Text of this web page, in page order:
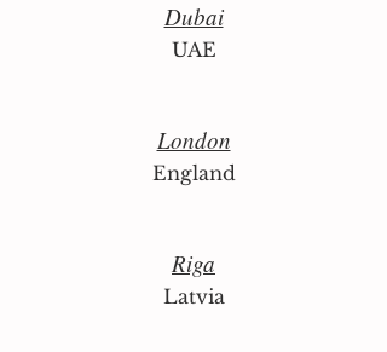
Dubai
UAE
London
England
Riga
Latvia